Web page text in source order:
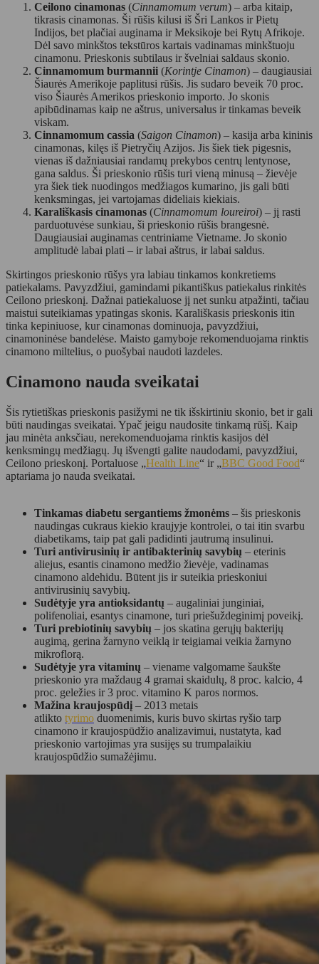
Ceilono cinamonas (Cinnamomum verum) – arba kitaip,
tikrasis cinamonas. Ši rūšis kilusi iš Šri Lankos ir Pietų
Indijos, bet plačiai auginama ir Meksikoje bei Rytų Afrikoje.
Dėl savo minkštos tekstūros kartais vadinamas minkštuoju
cinamonu. Prieskonis subtilaus ir švelniai saldaus skonio.
Cinnamomum burmannii (Korintje Cinamon) – daugiausiai
Šiaurės Amerikoje paplitusi rūšis. Jis sudaro beveik 70 proc.
viso Šiaurės Amerikos prieskonio importo. Jo skonis
apibūdinamas kaip ne aštrus, universalus ir tinkamas beveik
viskam.
Cinnamomum cassia (Saigon Cinamon) – kasija arba kininis
cinamonas, kilęs iš Pietryčių Azijos. Jis šiek tiek pigesnis,
vienas iš dažniausiai randamų prekybos centrų lentynose,
gana saldus. Ši prieskonio rūšis turi vieną minusą – žievėje
yra šiek tiek nuodingos medžiagos kumarino, jis gali būti
kenksmingas, jei vartojamas dideliais kiekiais.
Karališkasis cinamonas (Cinnamomum loureiroi) – jį rasti
parduotuvėse sunkiau, ši prieskonio rūšis brangesnė.
Daugiausiai auginamas centriniame Vietname. Jo skonio
amplitudė labai plati – ir labai aštrus, ir labai saldus.
Skirtingos prieskonio rūšys yra labiau tinkamos konkretiems
patiekalams. Pavyzdžiui, gamindami pikantiškus patiekalus rinkitės
Ceilono prieskonį. Dažnai patiekaluose jį net sunku atpažinti, tačiau
maistui suteikiamas ypatingas skonis. Karališkasis prieskonis itin
tinka kepiniuose, kur cinamonas dominuoja, pavyzdžiui,
cinamoninėse bandelėse. Maisto gamyboje rekomenduojama rinktis
cinamono miltelius, o puošybai naudoti lazdeles.
Cinamono nauda sveikatai
Šis rytietiškas prieskonis pasižymi ne tik išskirtiniu skonio, bet ir gali
būti naudingas sveikatai. Ypač jeigu naudosite tinkamą rūšį. Kaip
jau minėta anksčiau, nerekomenduojama rinktis kasijos dėl
kenksmingų medžiagų. Jų išvengti galite naudodami, pavyzdžiui,
Ceilono prieskonį. Portaluose „Health Line“ ir „BBC Good Food“
aptariama jo nauda sveikatai.
Tinkamas diabetu sergantiems žmonėms – šis prieskonis
naudingas cukraus kiekio kraujyje kontrolei, o tai itin svarbu
diabetikams, taip pat gali padidinti jautrumą insulinui.
Turi antivirusinių ir antibakterinių savybių – eterinis
aliejus, esantis cinamono medžio žievėje, vadinamas
cinamono aldehidu. Būtent jis ir suteikia prieskoniui
antivirusinių savybių.
Sudėtyje yra antioksidantų – augaliniai junginiai,
polifenoliai, esantys cinamone, turi priešuždeginimį poveikį.
Turi prebiotinių savybių – jos skatina gerųjų bakterijų
augimą, gerina žarnyno veiklą ir teigiamai veikia žarnyno
mikroflorą.
Sudėtyje yra vitaminų – viename valgomame šaukšte
prieskonio yra maždaug 4 gramai skaidulų, 8 proc. kalcio, 4
proc. geležies ir 3 proc. vitamino K paros normos.
Mažina kraujospūdį – 2013 metais
atlikto tyrimo duomenimis, kuris buvo skirtas ryšio tarp
cinamono ir kraujospūdžio analizavimui, nustatyta, kad
prieskonio vartojimas yra susijęs su trumpalaikiu
kraujospūdžio sumažėjimu.